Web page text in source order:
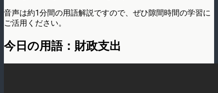
音声は約1分間の用語解説ですので、ぜひ隙間時間の学習に
ご活用ください。
今日の用語：財政支出